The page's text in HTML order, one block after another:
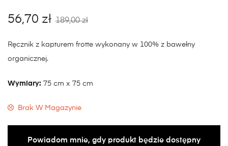
189,00zł
56,70 zł
Ręcznik z kapturem frotte wykonany w 100% z bawełny
organicznej.
Wymiary: 75 cm x 75 cm
Brak W Magazynie
Powiadom mnie, gdy produkt będzie dostępny